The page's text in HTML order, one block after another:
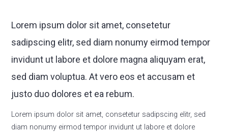
Lorem ipsum dolor sit amet, consetetur
sadipscing elitr, sed diam nonumy eirmod tempor
invidunt ut labore et dolore magna aliquyam erat,
sed diam voluptua. At vero eos et accusam et
justo duo dolores et ea rebum.
Lorem ipsum dolor sit amet, consetetur sadipscing elitr, sed
diam nonumy eirmod tempor invidunt ut labore et dolore